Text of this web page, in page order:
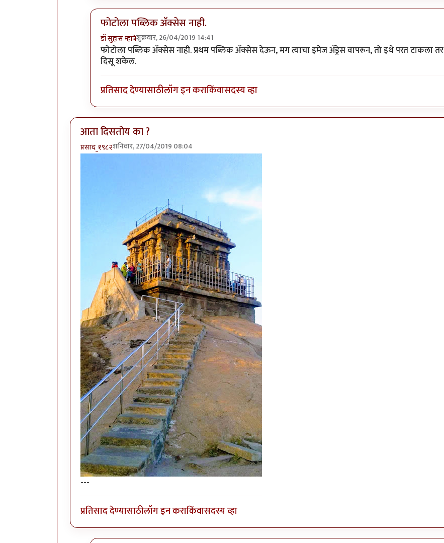
फोटोला पब्लिक अ‍ॅक्सेस नाही.
डॉ सुहास म्हात्रेशुक्रवार, 26/04/2019 14:41
In reply to(No subject)byप्रसाद_१९८२
फोटोला पब्लिक अ‍ॅक्सेस नाही. प्रथम पब्लिक अ‍ॅक्सेस देऊन, मग त्याचा इमेज अ‍ॅड्रेस वापरून, तो इथे परत टाकला तर
दिसू शकेल.
प्रतिसाद देण्यासाठीलॉग इन कराकिंवासदस्य व्हा
आता दिसतोय का ?
प्रसाद_१९८२शनिवार, 27/04/2019 08:04
---
प्रतिसाद देण्यासाठीलॉग इन कराकिंवासदस्य व्हा